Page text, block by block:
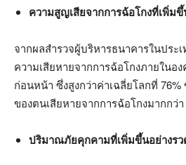
ความสูญเสียจากการฉ้อโกงที่เพิ่มขึ้
จากผลสำรวจผู้บริหารธนาคารในประ
ความเสียหายจากการฉ้อโกงภายในอ
ก่อนหน้า ซึ่งสูงกว่าค่าเฉลี่ยโลกที่
ของตนเสียหายจากการฉ้อโกงมากกว่
ปริมาณภัยคุกคามที่เพิ่มขึ้นอย่างรว